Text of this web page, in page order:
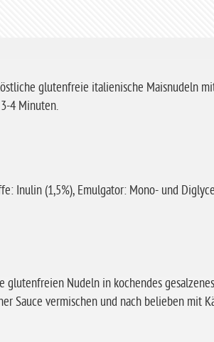
glutenfreie italienische Maisnudeln
4 Minuten.
Inulin (1,5%), Emulgator: Mono- und
glutenfreien Nudeln in kochendes
Sauce vermischen und nach belieben mit